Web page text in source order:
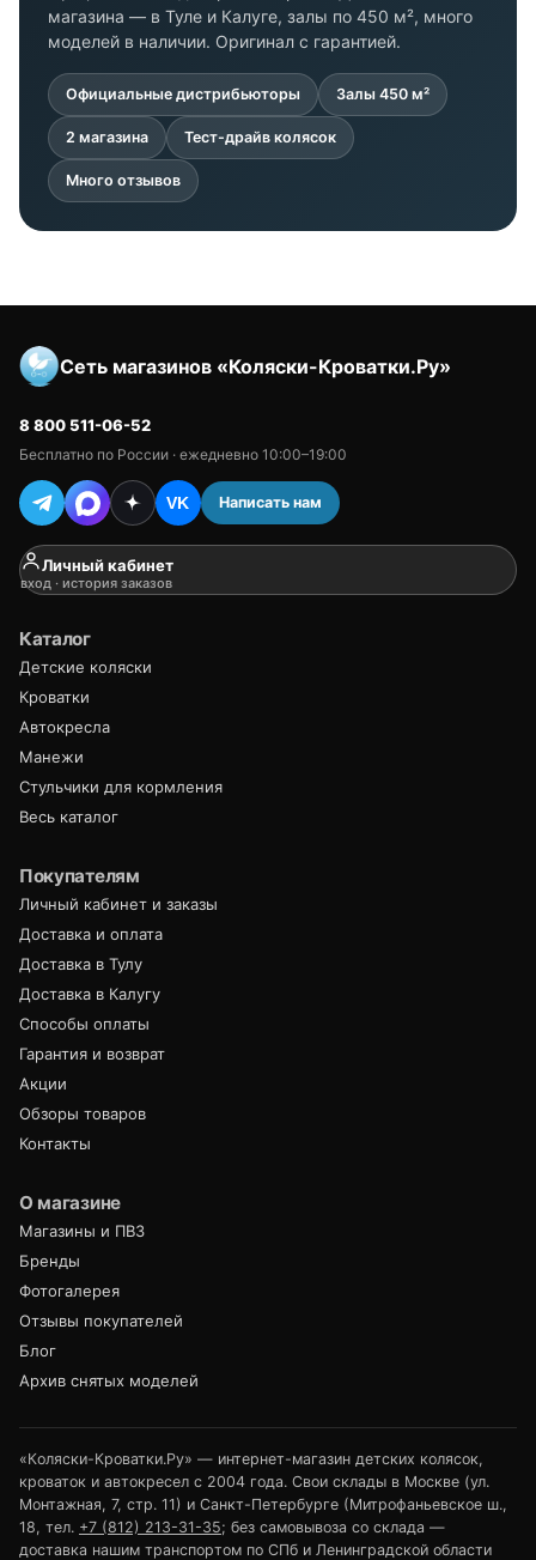
магазина — в Туле и Калуге, залы по 450 м², много
моделей в наличии. Оригинал с гарантией.
Официальные дистрибьюторы Залы 450 м²
2 магазина Тест-драйв колясок
Много отзывов
Сеть магазинов «Коляски-Кроватки.Ру»
8 800 511-06-52
Бесплатно по России · ежедневно 10:00–19:00
VK Написать нам
Личный кабинет
вход · история заказов
Каталог
Детские коляски
Кроватки
Автокресла
Манежи
Стульчики для кормления
Весь каталог
Покупателям
Личный кабинет и заказы
Доставка и оплата
Доставка в Тулу
Доставка в Калугу
Способы оплаты
Гарантия и возврат
Акции
Обзоры товаров
Контакты
О магазине
Магазины и ПВЗ
Бренды
Фотогалерея
Отзывы покупателей
Блог
Архив снятых моделей
«Коляски-Кроватки.Ру» — интернет-магазин детских колясок,
кроваток и автокресел с 2004 года. Свои склады в Москве (ул.
Монтажная, 7, стр. 11) и Санкт-Петербурге (Митрофаньевское ш.,
18, тел. +7 (812) 213-31-35; без самовывоза со склада —
доставка нашим транспортом по СПб и Ленинградской области